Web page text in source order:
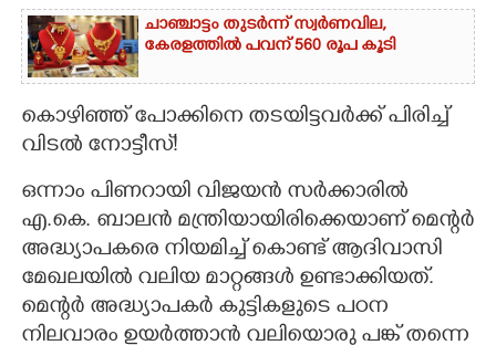
ചാഞ്ചാട്ടം തുടർന്ന് സ്വർണവില,
കേരളത്തിൽ പവന് 560 രൂപ കൂടി
കൊഴിഞ്ഞ് പോക്കിനെ തടയിട്ടവർക്ക് പിരിച്ച്
വിടൽ നോട്ടീസ്!
ഒന്നാം പിണറായി വിജയൻ സർക്കാരിൽ
എ.കെ. ബാലൻ മന്ത്രിയായിരിക്കെയാണ് മെന്റർ
അദ്ധ്യാപകരെ നിയമിച്ച് കൊണ്ട് ആദിവാസി
മേഖലയിൽ വലിയ മാറ്റങ്ങൾ ഉണ്ടാക്കിയത്.
മെന്റർ അദ്ധ്യാപകർ കുട്ടികളുടെ പഠന
നിലവാരം ഉയർത്താൻ വലിയൊരു പങ്ക് തന്നെ